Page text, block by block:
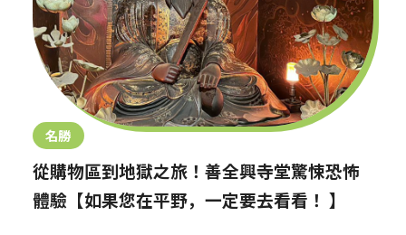
名勝
從購物區到地獄之旅！善全興寺堂驚悚恐怖
體驗【如果您在平野，一定要去看看！ 】